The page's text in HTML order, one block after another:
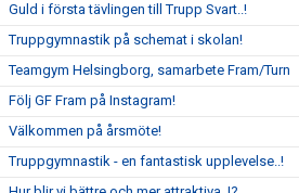
Guld i första tävlingen till Trupp Svart..!
Truppgymnastik på schemat i skolan!
Teamgym Helsingborg, samarbete Fram/Turn
Följ GF Fram på Instagram!
Välkommen på årsmöte!
Truppgymnastik - en fantastisk upplevelse..!